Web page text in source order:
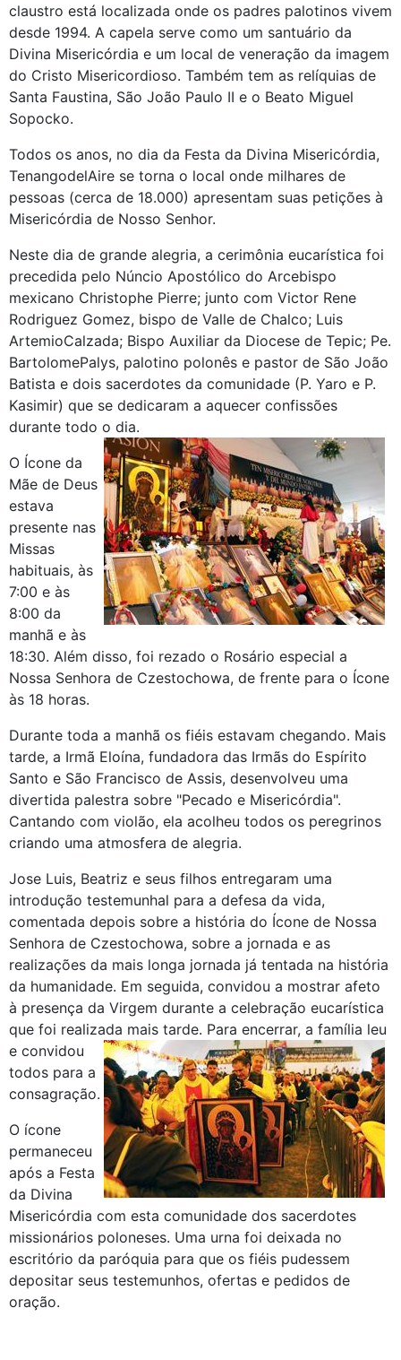
claustro está localizada onde os padres palotinos vivem
desde 1994. A capela serve como um santuário da
Divina Misericórdia e um local de veneração da imagem
do Cristo Misericordioso. Também tem as relíquias de
Santa Faustina, São João Paulo II e o Beato Miguel
Sopocko.
Todos os anos, no dia da Festa da Divina Misericórdia,
TenangodelAire se torna o local onde milhares de
pessoas (cerca de 18.000) apresentam suas petições à
Misericórdia de Nosso Senhor.
Neste dia de grande alegria, a cerimônia eucarística foi
precedida pelo Núncio Apostólico do Arcebispo
mexicano Christophe Pierre; junto com Victor Rene
Rodriguez Gomez, bispo de Valle de Chalco; Luis
ArtemioCalzada; Bispo Auxiliar da Diocese de Tepic; Pe.
BartolomePalys, palotino polonês e pastor de São João
Batista e dois sacerdotes da comunidade (P. Yaro e P.
Kasimir) que se dedicaram a aquecer confissões
durante todo o dia.
O Ícone da
Mãe de Deus
estava
presente nas
Missas
habituais, às
7:00 e às
8:00 da
manhã e às
18:30. Além disso, foi rezado o Rosário especial a
Nossa Senhora de Czestochowa, de frente para o Ícone
às 18 horas.
Durante toda a manhã os fiéis estavam chegando. Mais
tarde, a Irmã Eloína, fundadora das Irmãs do Espírito
Santo e São Francisco de Assis, desenvolveu uma
divertida palestra sobre "Pecado e Misericórdia".
Cantando com violão, ela acolheu todos os peregrinos
criando uma atmosfera de alegria.
Jose Luis, Beatriz e seus filhos entregaram uma
introdução testemunhal para a defesa da vida,
comentada depois sobre a história do Ícone de Nossa
Senhora de Czestochowa, sobre a jornada e as
realizações da mais longa jornada já tentada na história
da humanidade. Em seguida, convidou a mostrar afeto
à presença da Virgem durante a celebração eucarística
que foi realizada mais tarde. Para encerrar, a família leu
e convidou
todos para a
consagração.
O ícone
permaneceu
após a Festa
da Divina
Misericórdia com esta comunidade dos sacerdotes
missionários poloneses. Uma urna foi deixada no
escritório da paróquia para que os fiéis pudessem
depositar seus testemunhos, ofertas e pedidos de
oração.